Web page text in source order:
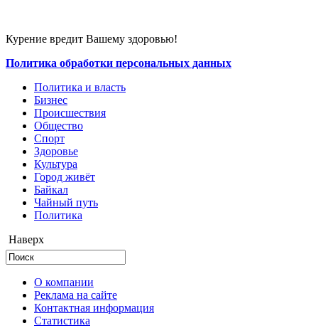
Курение вредит Вашему здоровью!
Политика обработки персональных данных
Политика и власть
Бизнес
Происшествия
Общество
Cпорт
Здоровье
Культура
Город живёт
Байкал
Чайный путь
Политика
Наверх
О компании
Реклама на сайте
Контактная информация
Статистика